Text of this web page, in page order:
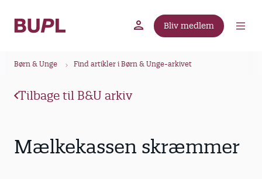
Bliv medlem
Børn & Unge Find artikler i Børn & Unge-arkivet
Tilbage til B&U arkiv
Mælkekassen skræmmer